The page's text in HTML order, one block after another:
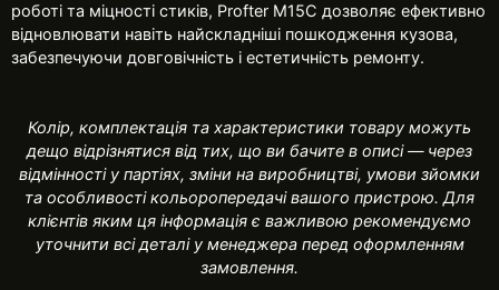
роботі та міцності стиків, Profter M15C дозволяє ефективно
відновлювати навіть найскладніші пошкодження кузова,
забезпечуючи довговічність і естетичність ремонту.
Колір, комплектація та характеристики товару можуть
дещо відрізнятися від тих, що ви бачите в описі — через
відмінності у партіях, зміни на виробництві, умови зйомки
та особливості кольоропередачі вашого пристрою. Для
клієнтів яким ця інформація є важливою рекомендуємо
уточнити всі деталі у менеджера перед оформленням
замовлення.